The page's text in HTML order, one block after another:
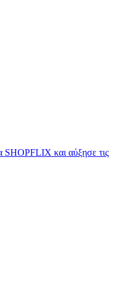
SHOPFLIX και αύξησε τις